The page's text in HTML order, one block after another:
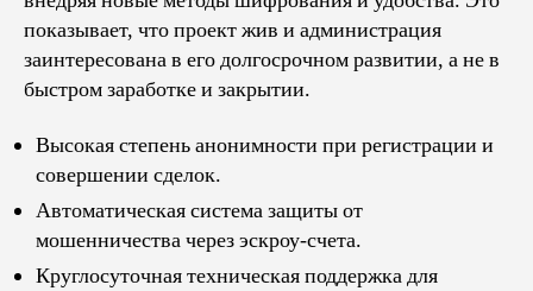
показывает, что проект жив и администрация
заинтересована в его долгосрочном развитии, а не в
быстром заработке и закрытии.
Высокая степень анонимности при регистрации и
совершении сделок.
Автоматическая система защиты от
мошенничества через эскроу-счета.
Круглосуточная техническая поддержка для